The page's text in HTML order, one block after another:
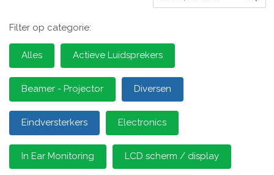
Filter op categorie:
Alles Actieve Luidsprekers
Beamer - Projector Diversen
Eindversterkers Electronics
In Ear Monitoring LCD scherm / display